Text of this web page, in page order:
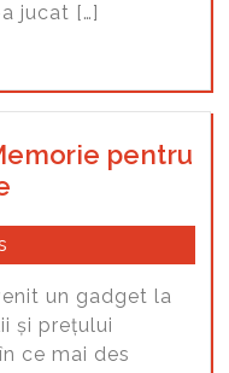
jucat […]
pentru
un gadget la
și prețului
ce mai des